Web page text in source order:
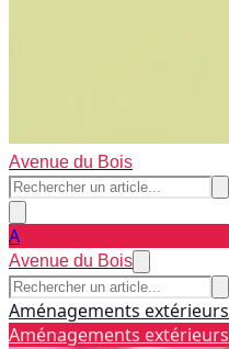
Avenue du Bois
A
Avenue du Bois
Aménagements extérieurs
Aménagements extérieurs